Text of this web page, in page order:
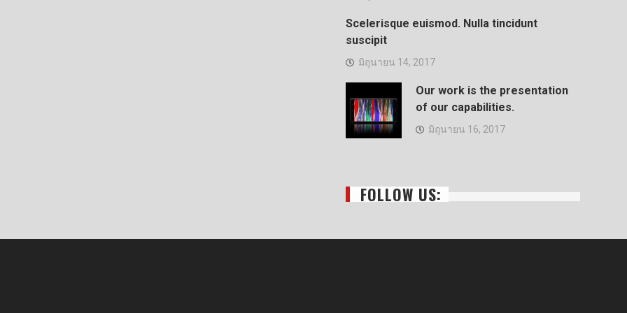
Scelerisque euismod. Nulla tincidunt
suscipit
มิถุนายน 14, 2017
Our work is the presentation
of our capabilities.
มิถุนายน 16, 2017
FOLLOW US: